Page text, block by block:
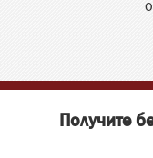
Получите